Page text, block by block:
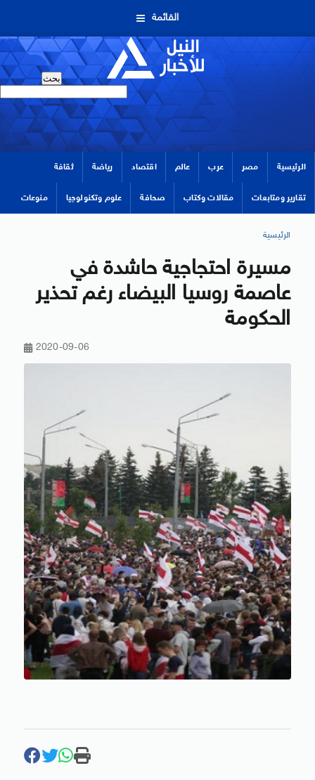
القائمة
الرئيسية مصر عرب عالم اقتصاد رياضة ثقافة
تقارير ومتابعات مقالات وكتاب صحافة علوم وتكنولوجيا منوعات
الرئيسية
مسيرة احتجاجية حاشدة في
عاصمة روسيا البيضاء رغم تحذير
الحكومة
2020-09-06